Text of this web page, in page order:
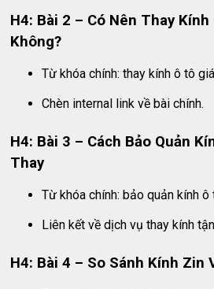
H4: Bài 2 – Có Nên Thay Kính
Không?
Từ khóa chính: thay kính ô tô
Chèn internal link về bài chính.
H4: Bài 3 – Cách Bảo Quản
Thay
Từ khóa chính: bảo quản kính ô
Liên kết về dịch vụ thay kính
H4: Bài 4 – So Sánh Kính Zin